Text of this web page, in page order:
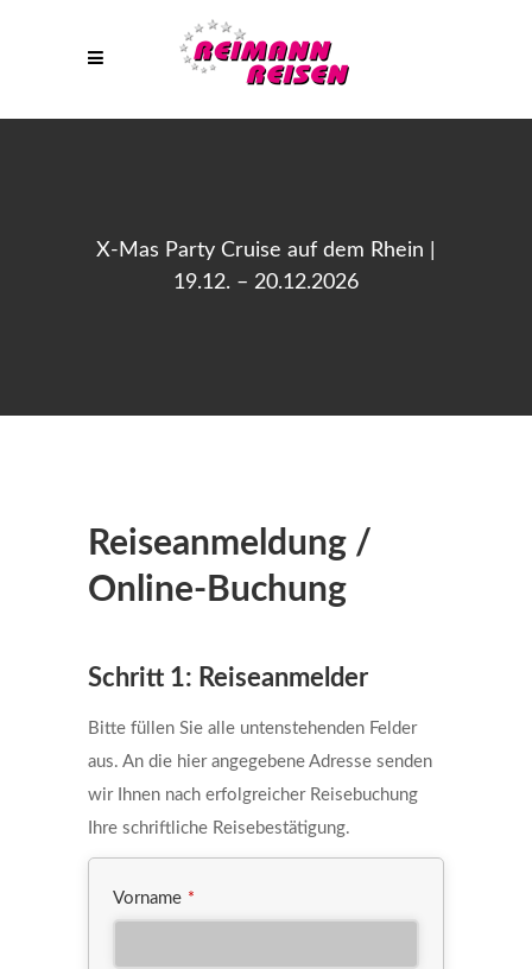
X-Mas Party Cruise auf dem Rhein |
19.12. – 20.12.2026
Reiseanmeldung /
Online-Buchung
Schritt 1: Reiseanmelder
Bitte füllen Sie alle untenstehenden Felder
aus. An die hier angegebene Adresse senden
wir Ihnen nach erfolgreicher Reisebuchung
Ihre schriftliche Reisebestätigung.
Vorname *